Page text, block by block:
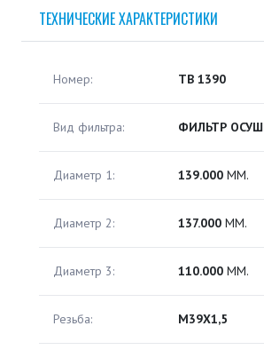
ТЕХНИЧЕСКИЕ ХАРАКТЕРИСТИКИ
Номер: TB 1390
Вид фильтра: ФИЛЬТР
Диаметр 1: 139.000 ММ.
Диаметр 2: 137.000 ММ.
Диаметр 3: 110.000 ММ.
Резьба: M39X1,5